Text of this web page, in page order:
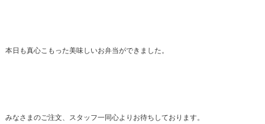
本日も真心こもった美味しいお弁当ができました。
みなさまのご注文、スタッフ一同心よりお待ちしております。